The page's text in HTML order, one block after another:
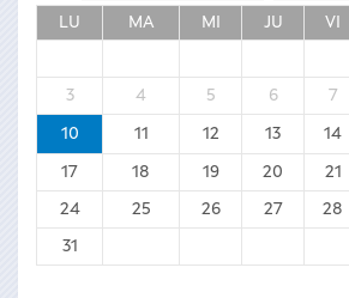
LU MA MI JU VI
3 4 5 6 7
10 11 12 13 14
17 18 19 20 21
24 25 26 27 28
31